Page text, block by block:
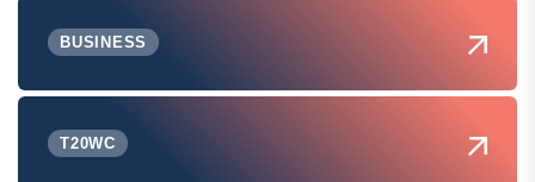
BUSINESS
T20WC